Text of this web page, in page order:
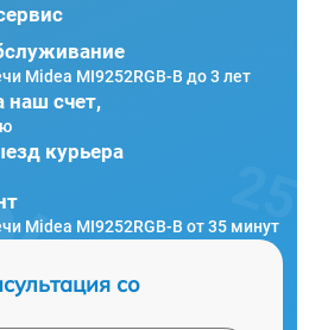
Midea MI9252RGB-B до 3 лет
наш счет,
курьера
Midea MI9252RGB-B от 35 минут
со